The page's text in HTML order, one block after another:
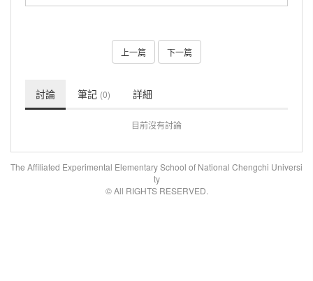
上一篇 下一篇
討論 筆記 (0) 詳細
目前沒有討論
The Affiliated Experimental Elementary School of National Chengchi Universi
ty
© All RIGHTS RESERVED.